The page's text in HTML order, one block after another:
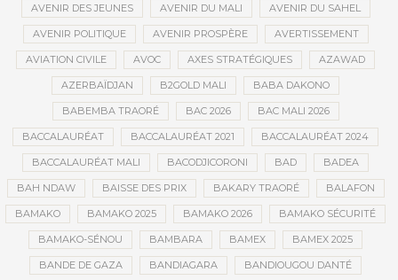
AVENIR DES JEUNES AVENIR DU MALI AVENIR DU SAHEL
AVENIR POLITIQUE AVENIR PROSPÈRE AVERTISSEMENT
AVIATION CIVILE AVOC AXES STRATÉGIQUES AZAWAD
AZERBAÏDJAN B2GOLD MALI BABA DAKONO
BABEMBA TRAORÉ BAC 2026 BAC MALI 2026
BACCALAURÉAT BACCALAURÉAT 2021 BACCALAURÉAT 2024
BACCALAURÉAT MALI BACODJICORONI BAD BADEA
BAH NDAW BAISSE DES PRIX BAKARY TRAORÉ BALAFON
BAMAKO BAMAKO 2025 BAMAKO 2026 BAMAKO SÉCURITÉ
BAMAKO-SÉNOU BAMBARA BAMEX BAMEX 2025
BANDE DE GAZA BANDIAGARA BANDIOUGOU DANTÉ